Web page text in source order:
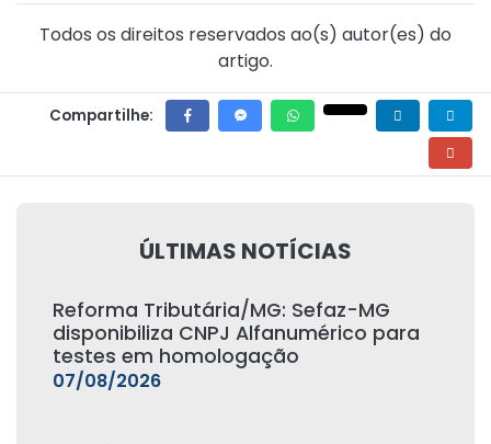
Todos os direitos reservados ao(s) autor(es) do
artigo.
Compartilhe:
ÚLTIMAS NOTÍCIAS
Reforma Tributária/MG: Sefaz-MG
disponibiliza CNPJ Alfanumérico para
testes em homologação
07/08/2026